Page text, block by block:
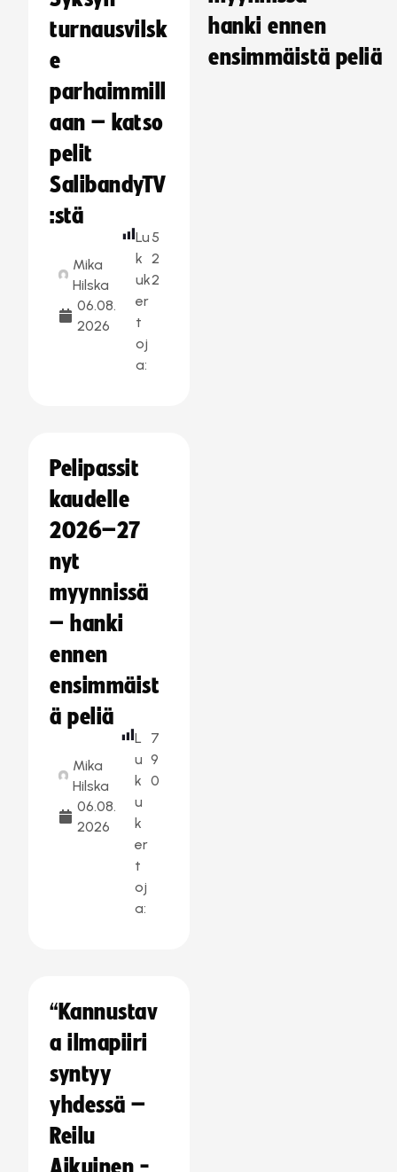
turnausvilsk
e
parhaimmill
aan – katso
pelit
SalibandyTV
:stä
Mika
Hilska
06.08.
2026
Lu
k
uk
er
t
oj
a:
5
2
2
Pelipassit
kaudelle
2026–27
nyt
myynnissä
– hanki
ennen
ensimmäist
ä peliä
Mika
Hilska
06.08.
2026
L
u
k
u
k
er
t
oj
a:
7
9
0
“Kannustav
a ilmapiiri
syntyy
yhdessä –
Reilu
hanki ennen
ensimmäistä peliä